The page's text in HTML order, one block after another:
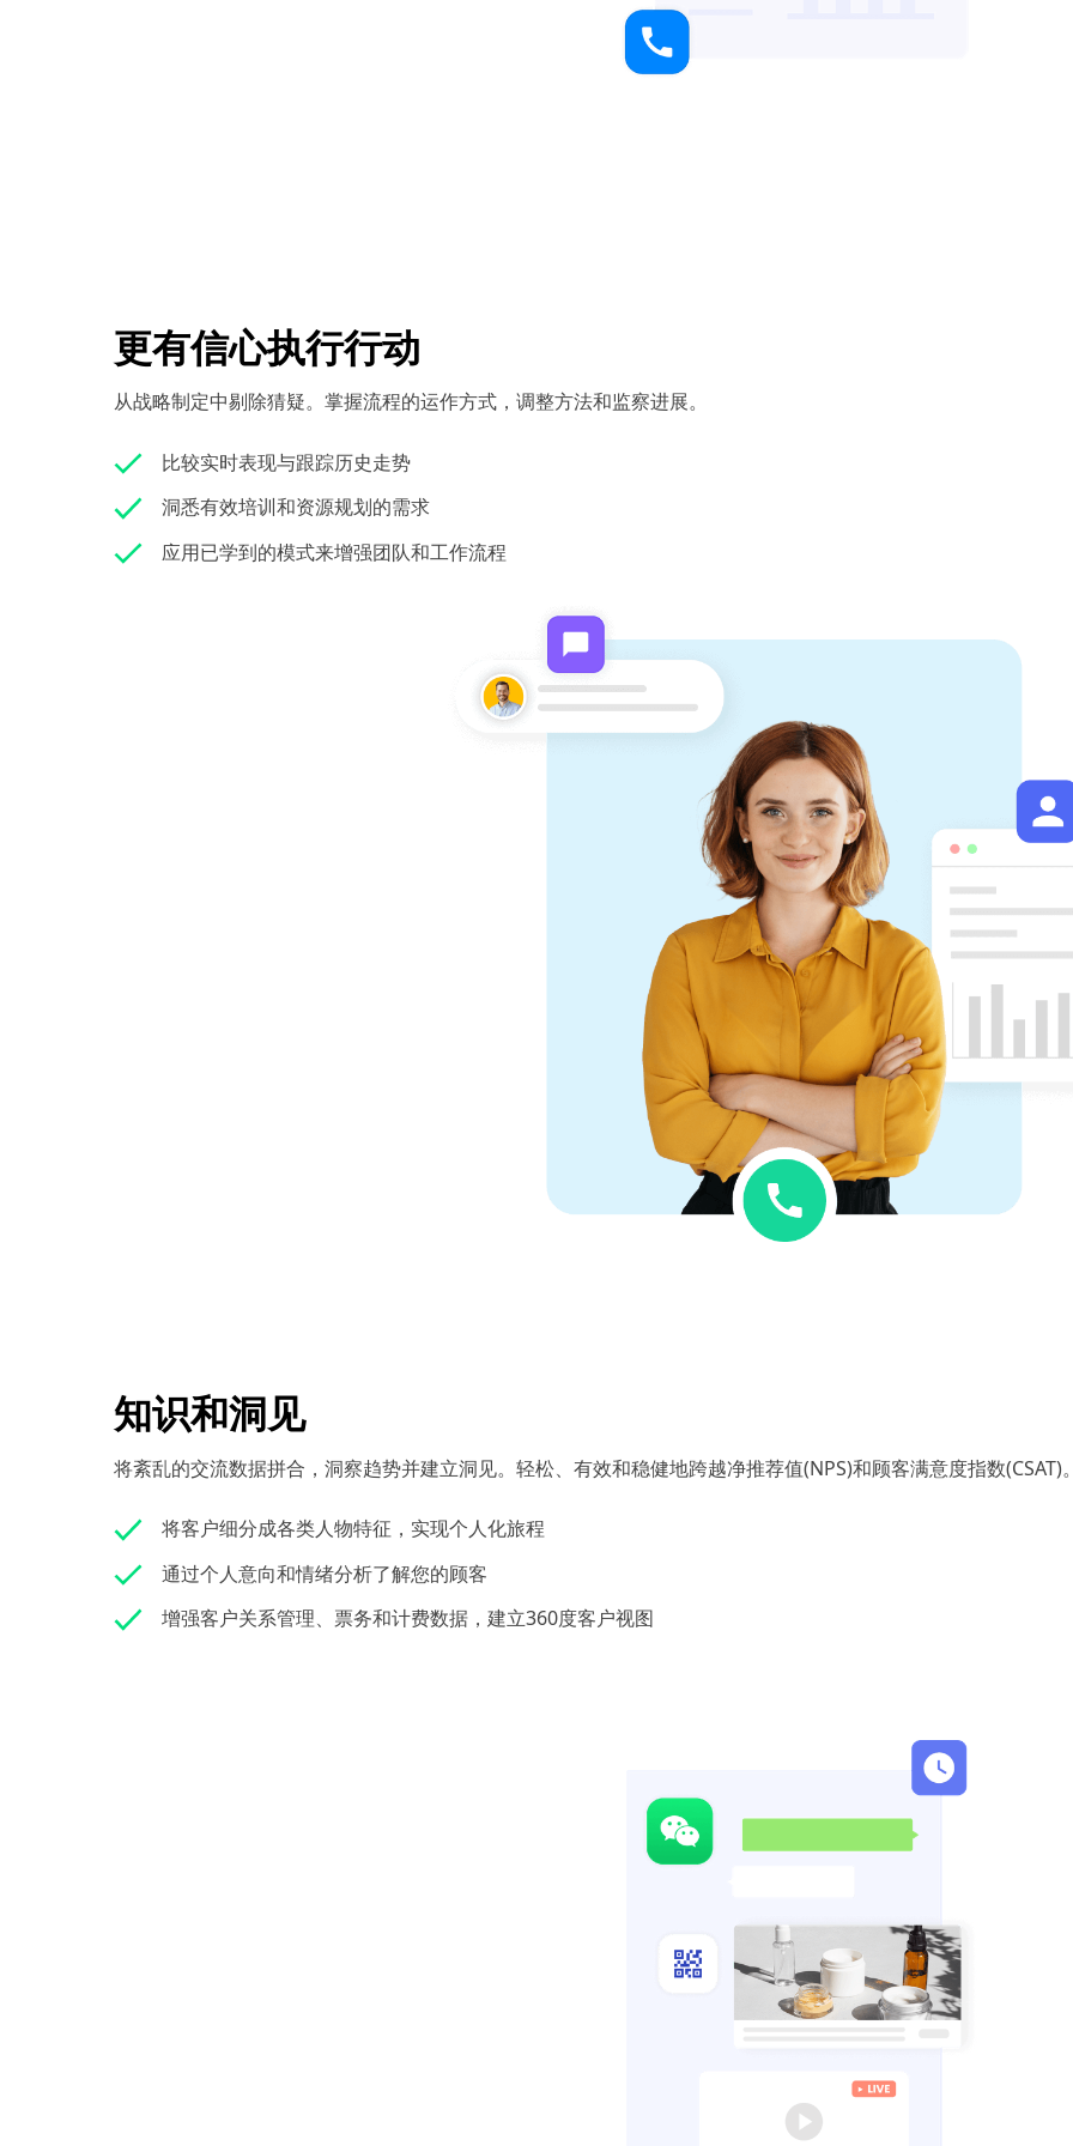
更有信心执行行动
从战略制定中剔除猜疑。掌握流程的运作方式，调整方法和监察进展。
比较实时表现与跟踪历史走势
洞悉有效培训和资源规划的需求
应用已学到的模式来增强团队和工作流程
知识和洞见
将紊乱的交流数据拼合，洞察趋势并建立洞见。轻松、有效和稳健地跨越净推荐值(NPS)和顾客满意度指数(CSAT)
将客户细分成各类人物特征，实现个人化旅程
通过个人意向和情绪分析了解您的顾客
增强客户关系管理、票务和计费数据，建立360度客户视图